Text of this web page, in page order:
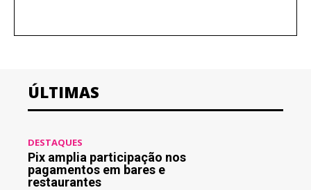
ÚLTIMAS
DESTAQUES
Pix amplia participação nos
pagamentos em bares e
restaurantes